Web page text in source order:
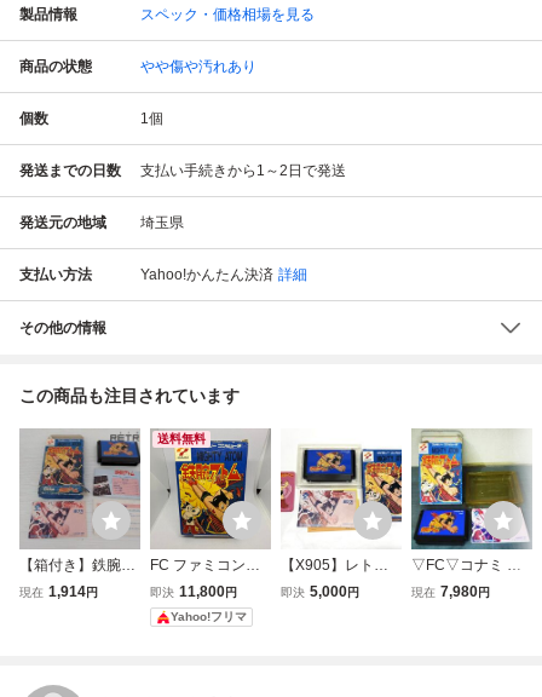
製品情報 スペック・価格相場を見る
商品の状態 やや傷や汚れあり
個数 1個
発送までの日数 支払い手続きから1～2日で発送
発送元の地域 埼玉県
支払い方法 Yahoo!かんたん決済 詳細
その他の情報
この商品も注目されています
【箱付き】鉄腕ア
トム ファミコン F
現在 1,914円
送料無料
FC ファミコンソ
フト 鉄腕アトム
箱説キャラカード
付
即決 11,800円
Yahoo!フリマ
【X905】レトロ
ゲーム 鉄腕アトム
即決 5,000円
▽FC▽コナミ 鉄
腕アトム 箱説付
現在 7,980円